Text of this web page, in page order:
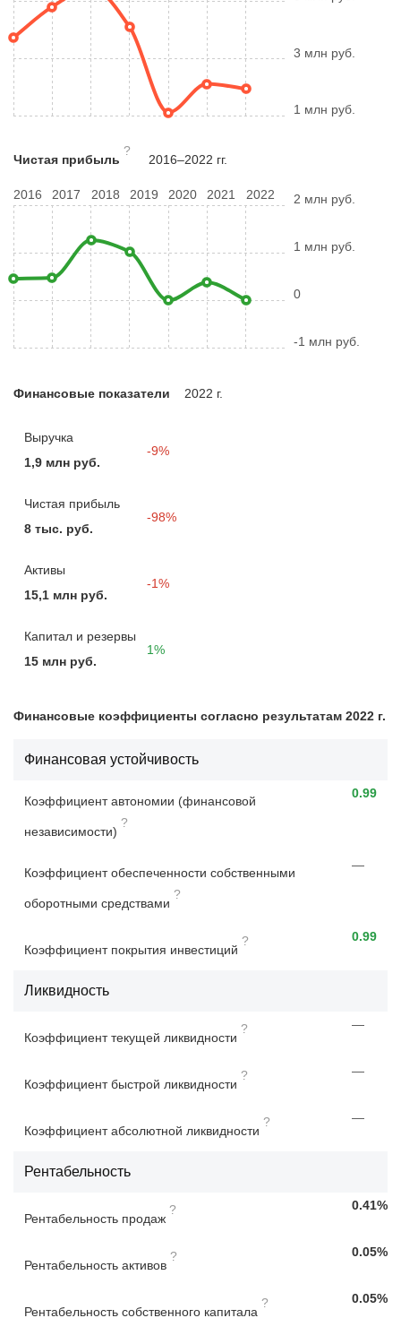
1 млн руб.
3 млн руб.
Чистая прибыль
?
2016–2022 гг.
2016 2017 2018 2019 2020 2021 2022
-1 млн руб.
0
1 млн руб.
2 млн руб.
Финансовые показатели 2022 г.
Выручка
1,9 млн руб.
-9%
Чистая прибыль
8 тыс. руб.
-98%
Активы
15,1 млн руб.
-1%
Капитал и резервы
15 млн руб.
1%
Финансовые коэффициенты согласно результатам 2022 г.
Финансовая устойчивость
Коэффициент автономии (финансовой
независимости)
?
0.99
Коэффициент обеспеченности собственными
оборотными средствами
?
—
Коэффициент покрытия инвестиций
? 0.99
Ликвидность
Коэффициент текущей ликвидности
? —
Коэффициент быстрой ликвидности
? —
Коэффициент абсолютной ликвидности
? —
Рентабельность
Рентабельность продаж
? 0.41%
Рентабельность активов
? 0.05%
Рентабельность собственного капитала
? 0.05%